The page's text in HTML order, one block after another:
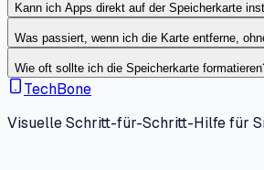
Kann ich Apps direkt auf der Speicherkarte
Was passiert, wenn ich die Karte entferne,
Wie oft sollte ich die Speicherkarte
TechBone
Visuelle Schritt-für-Schritt-Hilfe für